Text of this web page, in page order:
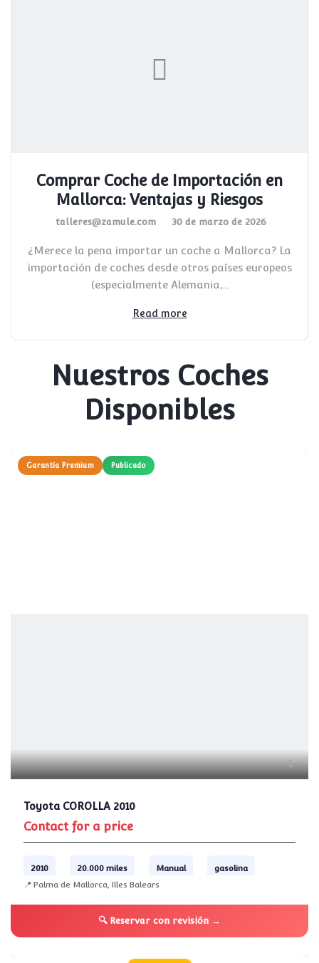
Comprar Coche de Importación en
Mallorca: Ventajas y Riesgos
talleres@zamule.com 30 de marzo de 2026
¿Merece la pena importar un coche a Mallorca? La
importación de coches desde otros países europeos
(especialmente Alemania,...
Read more
Nuestros Coches
Disponibles
Garantía Premium Publicado
1
Toyota COROLLA 2010
Contact for a price
2010 20.000 miles Manual
gasolina
📍 Palma de Mallorca, Illes Balears
🔍 Reservar con revisión →